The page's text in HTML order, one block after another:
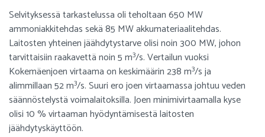
Selvityksessä tarkastelussa oli teholtaan 650 MW
ammoniakkitehdas sekä 85 MW akkumateriaalitehdas.
Laitosten yhteinen jäähdytystarve olisi noin 300 MW, johon
tarvittaisiin raakavettä noin 5 m3/s. Vertailun vuoksi
Kokemäenjoen virtaama on keskimäärin 238 m3/s ja
alimmillaan 52 m3/s. Suuri ero joen virtaamassa johtuu veden
säännöstelystä voimalaitoksilla. Joen minimivirtaamalla kyse
olisi 10 % virtaaman hyödyntämisestä laitosten
jäähdytyskäyttöön.